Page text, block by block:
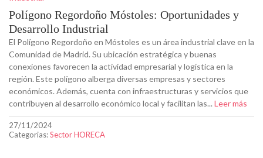
Polígono Regordoño Móstoles: Oportunidades y
Desarrollo Industrial
El Polígono Regordoño en Móstoles es un área industrial clave en la
Comunidad de Madrid. Su ubicación estratégica y buenas
conexiones favorecen la actividad empresarial y logística en la
región. Este polígono alberga diversas empresas y sectores
económicos. Además, cuenta con infraestructuras y servicios que
contribuyen al desarrollo económico local y facilitan las... Leer más
27/11/2024
Categorias:Sector HORECA